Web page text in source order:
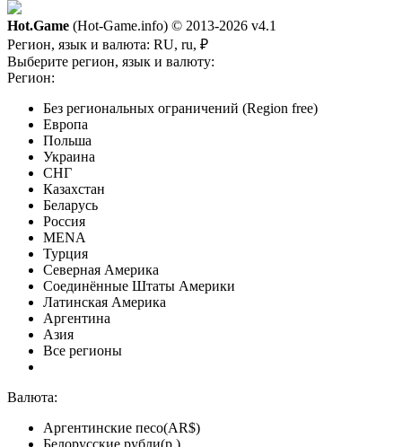
Hot.Game (Hot-Game.info) © 2013-2026 v4.1
Регион, язык и валюта: RU, ru, ₽
Выберите регион, язык и валюту:
Регион:
Без региональных ограничений (Region free)
Европа
Польша
Украина
СНГ
Казахстан
Беларусь
Россия
MENA
Турция
Северная Америка
Соединённые Штаты Америки
Латинская Америка
Аргентина
Азия
Все регионы
Валюта:
Аргентинские песо(AR$)
Белорусские рубли(р.)